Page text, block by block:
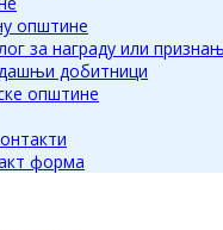
општине
за награду или
добитници
општине
форма